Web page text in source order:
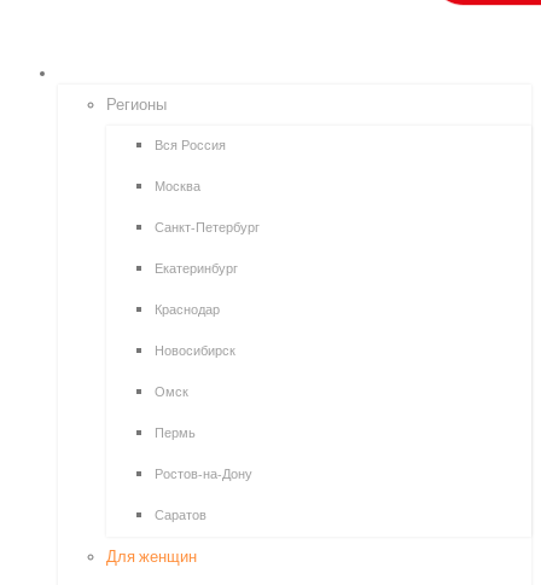
Регионы
Вся Россия
Москва
Санкт-Петербург
Екатеринбург
Краснодар
Новосибирск
Омск
Пермь
Ростов-на-Дону
Саратов
Для женщин